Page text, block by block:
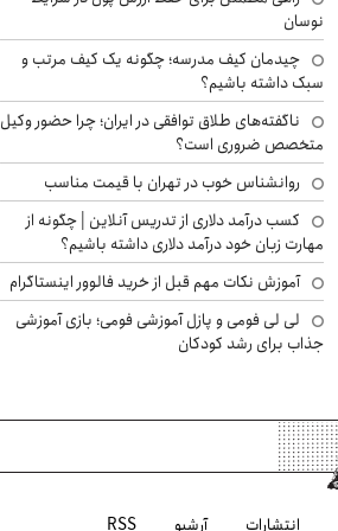
نوسان
چیدمان کیف مدرسه؛ چگونه یک کیف مرتب و
سبک داشته باشیم؟
ناگفته‌های طلاق توافقی در ایران؛ چرا حضور وکیل
متخصص ضروری است؟
روانشناس خوب در تهران با قیمت مناسب
کسب درآمد دلاری از تدریس آنلاین | چگونه از
مهارت زبان خود درآمد دلاری داشته باشیم؟
آموزش نکات مهم قبل از خرید فالوور اینستاگرام
لی لی فومی و پازل آموزشی فومی؛ بازی آموزشی
جذاب برای رشد کودکان
انتشارات آرشیو RSS